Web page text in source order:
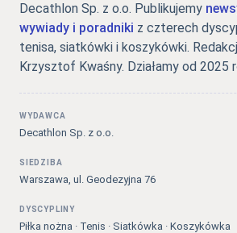
Decathlon Sp. z o.o. Publikujemy
wywiady i poradniki z czterech
tenisa, siatkówki i koszykówki.
Krzysztof Kwaśny. Działamy od 2025
WYDAWCA
Decathlon Sp. z o.o.
SIEDZIBA
Warszawa, ul. Geodezyjna 76
DYSCYPLINY
Piłka nożna · Tenis · Siatkówka · Koszykówka